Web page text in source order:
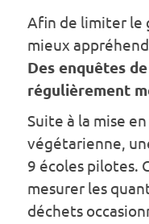
Afin de limiter le
mieux
Des enquêtes
régulièrement
Suite à la mise
végétarienne,
9 écoles pilotes.
mesurer les
déchets